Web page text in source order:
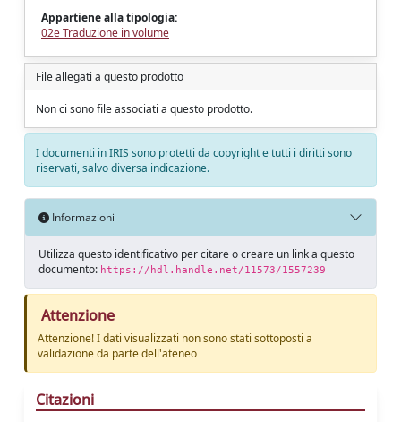
Appartiene alla tipologia:
02e Traduzione in volume
File allegati a questo prodotto
Non ci sono file associati a questo prodotto.
I documenti in IRIS sono protetti da copyright e tutti i diritti sono
riservati, salvo diversa indicazione.
Informazioni
Utilizza questo identificativo per citare o creare un link a questo
documento: https://hdl.handle.net/11573/1557239
Attenzione
Attenzione! I dati visualizzati non sono stati sottoposti a
validazione da parte dell'ateneo
Citazioni